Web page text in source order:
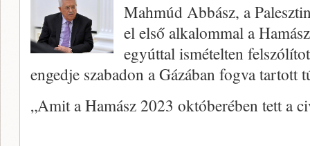
Mahmúd Abbász, a
el első alkalommal a
egyúttal ismételten
engedje szabadon a Gázában fogva tartott
„Amit a Hamász 2023 októberében tett a